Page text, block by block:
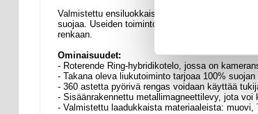
Valmistettu ensiluokkaisista muovista, TPU:sta
suojaa. Useiden toimintojen avulla se suojaa
renkaan.
Ominaisuudet:
- Roterende Ring-hybridikotelo, jossa on
- Takana oleva liukutoiminto tarjoaa 100% suojan
- 360 astetta pyörivä rengas voidaan käyttää
- Sisäänrakennettu metallimagneettilevy, jota
- Valmistettu laadukkaista materiaaleista: muovi,